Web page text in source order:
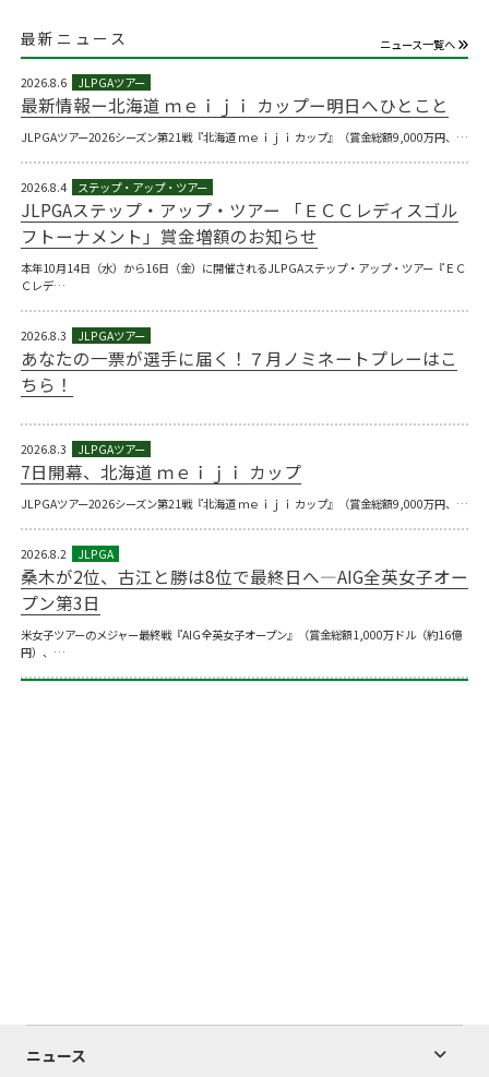
最新ニュース ニュース一覧へ
2026.8.6
最新情報ー北海道 ｍｅｉｊｉ カップー明日へひとこと
JLPGAツアー2026シーズン第21戦『北海道 ｍｅｉｊｉ カップ』（賞金総額9,000万円、…
2026.8.4
JLPGAステップ・アップ・ツアー 「ＥＣＣレディスゴル
フトーナメント」賞金増額のお知らせ
本年10月14日（水）から16日（金）に開催されるJLPGAステップ・アップ・ツアー『ＥＣ
Ｃレデ…
2026.8.3
あなたの一票が選手に届く！７月ノミネートプレーはこ
ちら！
2026.8.3
7日開幕、北海道 ｍｅｉｊｉ カップ
JLPGAツアー2026シーズン第21戦『北海道 ｍｅｉｊｉ カップ』（賞金総額9,000万円、…
2026.8.2
桑木が2位、古江と勝は8位で最終日へ―AIG全英女子オー
プン第3日
米女子ツアーのメジャー最終戦『AIG全英女子オープン』（賞金総額1,000万ドル（約16億
円）、…
ニュース